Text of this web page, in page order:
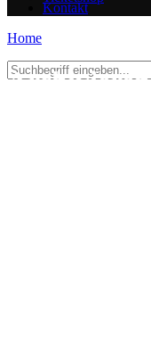
Kontakt
Home
Archivieren